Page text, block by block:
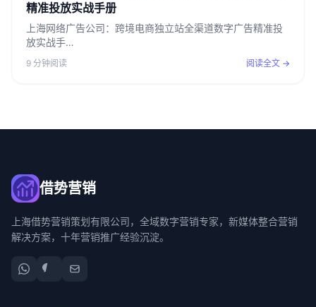
精准投放实战手册
上海网络广告公司：跨境电商独立站全渠道数字广告精准投
放实战手…
9 分钟阅读 阅读全文 →
借势营销
上海借势营销策划有限公司，全域数字营销专家，新媒体整合营销
解决方案，十年营销推广经验沉淀。